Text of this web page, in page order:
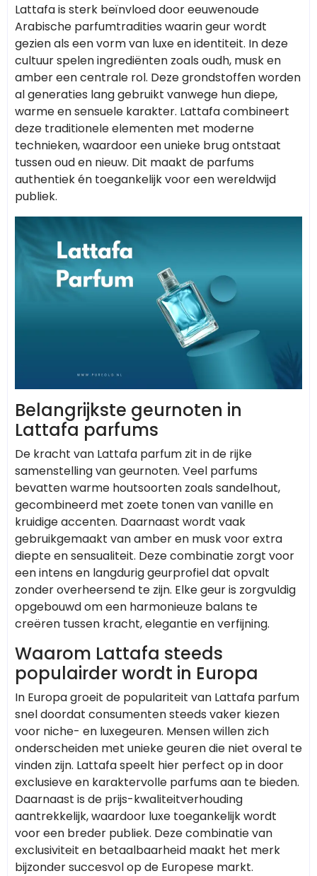
Lattafa is sterk beïnvloed door eeuwenoude
Arabische parfumtradities waarin geur wordt
gezien als een vorm van luxe en identiteit. In deze
cultuur spelen ingrediënten zoals oudh, musk en
amber een centrale rol. Deze grondstoffen worden
al generaties lang gebruikt vanwege hun diepe,
warme en sensuele karakter. Lattafa combineert
deze traditionele elementen met moderne
technieken, waardoor een unieke brug ontstaat
tussen oud en nieuw. Dit maakt de parfums
authentiek én toegankelijk voor een wereldwijd
publiek.
Belangrijkste geurnoten in
Lattafa parfums
De kracht van Lattafa parfum zit in de rijke
samenstelling van geurnoten. Veel parfums
bevatten warme houtsoorten zoals sandelhout,
gecombineerd met zoete tonen van vanille en
kruidige accenten. Daarnaast wordt vaak
gebruikgemaakt van amber en musk voor extra
diepte en sensualiteit. Deze combinatie zorgt voor
een intens en langdurig geurprofiel dat opvalt
zonder overheersend te zijn. Elke geur is zorgvuldig
opgebouwd om een harmonieuze balans te
creëren tussen kracht, elegantie en verfijning.
Waarom Lattafa steeds
populairder wordt in Europa
In Europa groeit de populariteit van Lattafa parfum
snel doordat consumenten steeds vaker kiezen
voor niche- en luxegeuren. Mensen willen zich
onderscheiden met unieke geuren die niet overal te
vinden zijn. Lattafa speelt hier perfect op in door
exclusieve en karaktervolle parfums aan te bieden.
Daarnaast is de prijs-kwaliteitverhouding
aantrekkelijk, waardoor luxe toegankelijk wordt
voor een breder publiek. Deze combinatie van
exclusiviteit en betaalbaarheid maakt het merk
bijzonder succesvol op de Europese markt.